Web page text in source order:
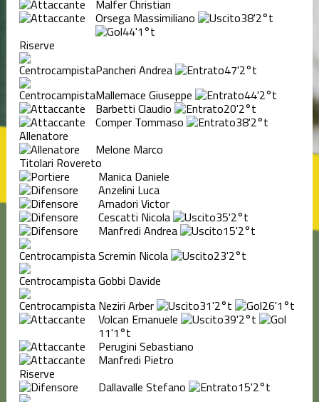
Malfer Christian
Orsega Massimiliano 38'2°t
44'1°t
Riserve
Pancheri Andrea
47'2°t
Mallemace Giuseppe
44'2°t
Barbetti Claudio 20'2°t
Comper Tommaso 38'2°t
Allenatore
Melone Marco
Titolari Rovereto
Manica Daniele
Anzelini Luca
Amadori Victor
Cescatti Nicola 35'2°t
Manfredi Andrea 15'2°t
Scremin Nicola
23'2°t
Gobbi Davide
Neziri Arber
31'2°t 26'1°t
Volcan Emanuele 39'2°t
11'1°t
Perugini Sebastiano
Manfredi Pietro
Riserve
Dallavalle Stefano 15'2°t